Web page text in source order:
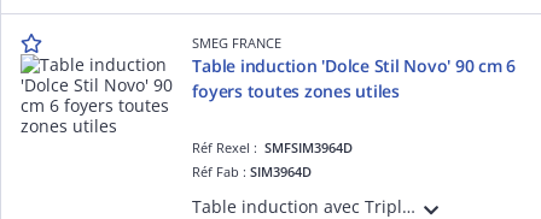
SMEG FRANCE
Table induction 'Dolce Stil Novo' 90 cm 6
foyers toutes zones utiles
Réf Rexel :SMFSIM3964D
Réf Fab :SIM3964D
Table induction avec Triple Multizone de 90 cm, Installation affleurante ou traditionnelle - ESTHÉTIQUE ET COMMANDES: Verre céramique Eclipse Noir avec bord droit, Commandes Evoslider (slider unique avec LED blanches)- FOYERS: 6 foyers indu